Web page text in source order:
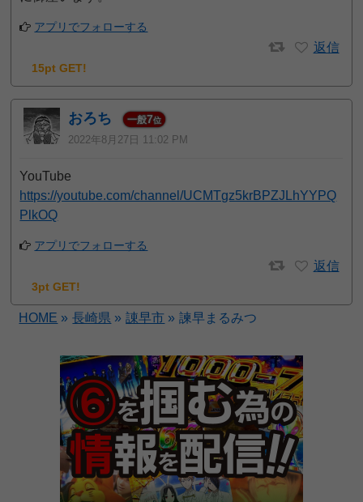
アプリでフォローする
返信
15pt GET!
おろち 一般7位
2022年8月27日 11:02 PM
YouTube
https://youtube.com/channel/UCMTgz5krBPZJLhYYPQ
PlkOQ
アプリでフォローする
返信
3pt GET!
HOME » 長崎県 » 諌早市 » 諫早まるみつ